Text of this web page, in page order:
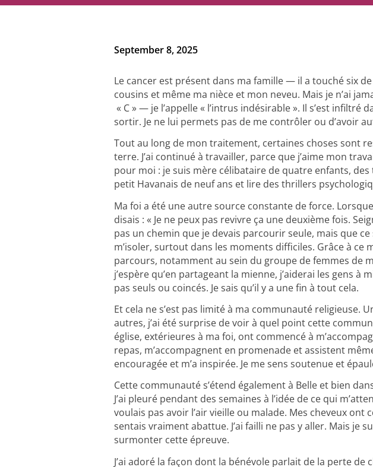
September 8, 2025
Le cancer est présent dans ma famille — il a touché six
cousins et même ma nièce et mon neveu. Mais je n’ai
« C » — je l’appelle « l’intrus indésirable ». Il s’est
sortir. Je ne lui permets pas de me contrôler ou d’avoir
Tout au long de mon traitement, certaines choses sont
terre. J’ai continué à travailler, parce que j’aime mon
pour moi : je suis mère célibataire de quatre enfants,
petit Havanais de neuf ans et lire des thrillers
Ma foi a été une autre source constante de force.
disais : « Je ne peux pas revivre ça une deuxième fois.
pas un chemin que je devais parcourir seule, mais que
m’isoler, surtout dans les moments difficiles. Grâce à ce
parcours, notamment au sein du groupe de femmes de
j’espère qu’en partageant la mienne, j’aiderai les gens
pas seuls ou coincés. Je sais qu’il y a une fin à tout cela.
Et cela ne s’est pas limité à ma communauté religieuse.
autres, j’ai été surprise de voir à quel point cette
église, extérieures à ma foi, ont commencé à
repas, m’accompagnent en promenade et assistent
encouragée et m’a inspirée. Je me sens soutenue et
Cette communauté s’étend également à Belle et bien
J’ai pleuré pendant des semaines à l’idée de ce qui
voulais pas avoir l’air vieille ou malade. Mes cheveux
sentais vraiment abattue. J’ai failli ne pas y aller. Mais je
surmonter cette épreuve.
J’ai adoré la façon dont la bénévole parlait de la perte